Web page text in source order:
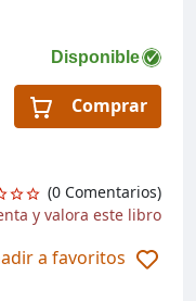
Disponible
Comprar
(0 Comentarios)
y valora este libro
a favoritos